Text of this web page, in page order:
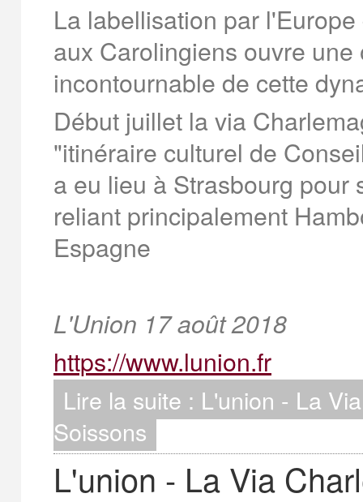
La labellisation par
aux Carolingiens ouvre
incontournable de cette
Début juillet la via
"itinéraire culturel de
a eu lieu à Strasbourg
reliant principalement
Espagne
L'Union 17 août 2018
https://www.lunion.fr
Lire la suite : L'union - La
Soissons
L'union - La Via